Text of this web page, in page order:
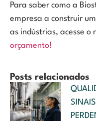
Para saber como a
empresa a construir
as indústrias, acesse o
orçamento!
Posts relacionados